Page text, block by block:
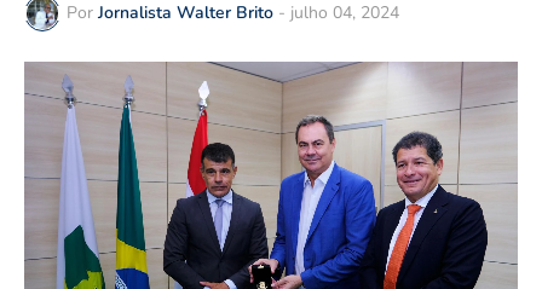
Por Jornalista Walter Brito - julho 04, 2024